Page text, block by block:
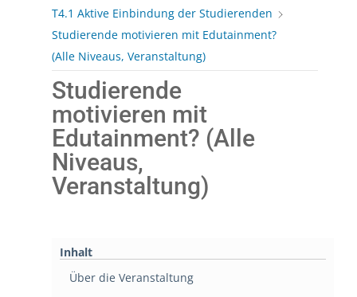
T4.1 Aktive Einbindung der Studierenden
Studierende motivieren mit Edutainment?
(Alle Niveaus, Veranstaltung)
Studierende
motivieren mit
Edutainment? (Alle
Niveaus,
Veranstaltung)
Inhalt
Über die Veranstaltung